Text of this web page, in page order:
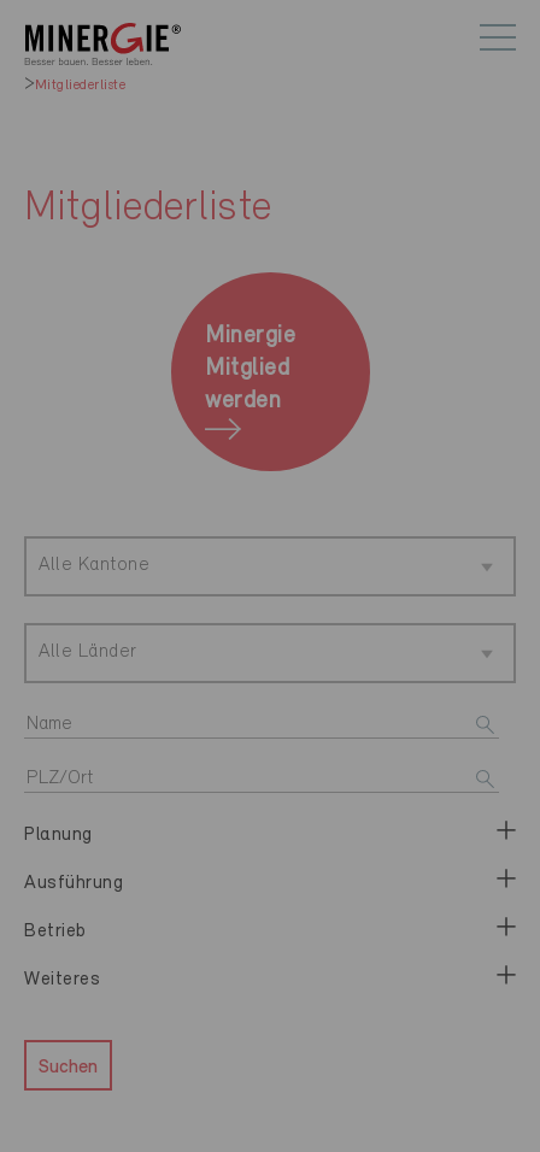
Mitgliederliste
Mitgliederliste
Minergie
Mitglied
werden
Alle Kantone
Alle Länder
Planung
Ausführung
Betrieb
Weiteres
Suchen